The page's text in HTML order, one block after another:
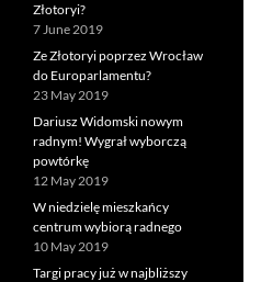
Złotoryi?
7 June 2019
Ze Złotoryi poprzez Wrocław
do Europarlamentu?
23 May 2019
Dariusz Widomski nowym
radnym! Wygrał wyborczą
powtórkę
12 May 2019
W niedzielę mieszkańcy
centrum wybiorą radnego
10 May 2019
Targi pracy już w najbliższy